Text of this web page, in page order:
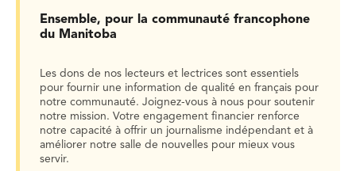
Ensemble, pour la communauté francophone
du Manitoba
Les dons de nos lecteurs et lectrices sont essentiels
pour fournir une information de qualité en français pour
notre communauté. Joignez-vous à nous pour soutenir
notre mission. Votre engagement financier renforce
notre capacité à offrir un journalisme indépendant et à
améliorer notre salle de nouvelles pour mieux vous
servir.